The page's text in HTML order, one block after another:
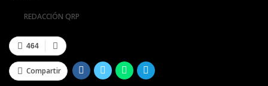
REDACCIÓN QRP
464
Compartir